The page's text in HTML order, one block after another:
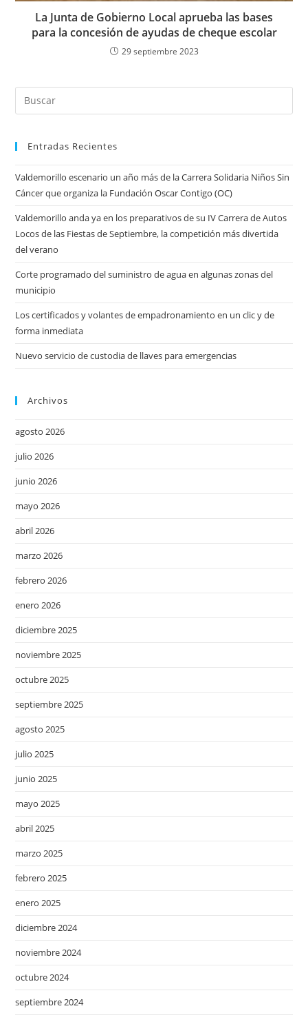
La Junta de Gobierno Local aprueba las bases
para la concesión de ayudas de cheque escolar
29 septiembre 2023
Entradas Recientes
Valdemorillo escenario un año más de la Carrera Solidaria Niños Sin
Cáncer que organiza la Fundación Oscar Contigo (OC)
Valdemorillo anda ya en los preparativos de su IV Carrera de Autos
Locos de las Fiestas de Septiembre, la competición más divertida
del verano
Corte programado del suministro de agua en algunas zonas del
municipio
Los certificados y volantes de empadronamiento en un clic y de
forma inmediata
Nuevo servicio de custodia de llaves para emergencias
Archivos
agosto 2026
julio 2026
junio 2026
mayo 2026
abril 2026
marzo 2026
febrero 2026
enero 2026
diciembre 2025
noviembre 2025
octubre 2025
septiembre 2025
agosto 2025
julio 2025
junio 2025
mayo 2025
abril 2025
marzo 2025
febrero 2025
enero 2025
diciembre 2024
noviembre 2024
octubre 2024
septiembre 2024